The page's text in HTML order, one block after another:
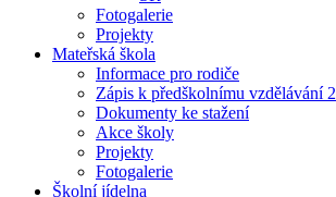
Fotogalerie
Projekty
Mateřská škola
Informace pro rodiče
Zápis k předškolnímu vzdělávání
Dokumenty ke stažení
Akce školy
Projekty
Fotogalerie
Školní jídelna